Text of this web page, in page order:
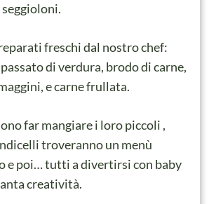
freschi dal nostro chef:
di verdura, brodo di carne,
e carne frullata.
far mangiare i loro piccoli ,
troveranno un menù
e poi… tutti a divertirsi con baby
creatività.